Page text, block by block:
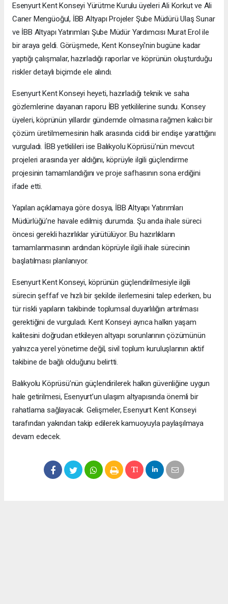
Esenyurt Kent Konseyi Yürütme Kurulu üyeleri Ali Korkut ve Ali
Caner Mengüoğul, İBB Altyapı Projeler Şube Müdürü Ulaş Sunar
ve İBB Altyapı Yatırımları Şube Müdür Yardımcısı Murat Erol ile
bir araya geldi. Görüşmede, Kent Konseyi'nin bugüne kadar
yaptığı çalışmalar, hazırladığı raporlar ve köprünün oluşturduğu
riskler detaylı biçimde ele alındı.
Esenyurt Kent Konseyi heyeti, hazırladığı teknik ve saha
gözlemlerine dayanan raporu İBB yetkililerine sundu. Konsey
üyeleri, köprünün yıllardır gündemde olmasına rağmen kalıcı bir
çözüm üretilmemesinin halk arasında ciddi bir endişe yarattığını
vurguladı. İBB yetkilileri ise Balıkyolu Köprüsü’nün mevcut
projeleri arasında yer aldığını, köprüyle ilgili güçlendirme
projesinin tamamlandığını ve proje safhasının sona erdiğini
ifade etti.
Yapılan açıklamaya göre dosya, İBB Altyapı Yatırımları
Müdürlüğü’ne havale edilmiş durumda. Şu anda ihale süreci
öncesi gerekli hazırlıklar yürütülüyor. Bu hazırlıkların
tamamlanmasının ardından köprüyle ilgili ihale sürecinin
başlatılması planlanıyor.
Esenyurt Kent Konseyi, köprünün güçlendirilmesiyle ilgili
sürecin şeffaf ve hızlı bir şekilde ilerlemesini talep ederken, bu
tür riskli yapıların takibinde toplumsal duyarlılığın artırılması
gerektiğini de vurguladı. Kent Konseyi ayrıca halkın yaşam
kalitesini doğrudan etkileyen altyapı sorunlarının çözümünün
yalnızca yerel yönetime değil, sivil toplum kuruluşlarının aktif
takibine de bağlı olduğunu belirtti.
Balıkyolu Köprüsü’nün güçlendirilerek halkın güvenliğine uygun
hale getirilmesi, Esenyurt’un ulaşım altyapısında önemli bir
rahatlama sağlayacak. Gelişmeler, Esenyurt Kent Konseyi
tarafından yakından takip edilerek kamuoyuyla paylaşılmaya
devam edecek.